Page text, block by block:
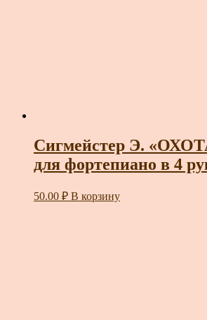
Сигмейстер Э.
для фортепиано в 4
50.00 ₽ В корзину